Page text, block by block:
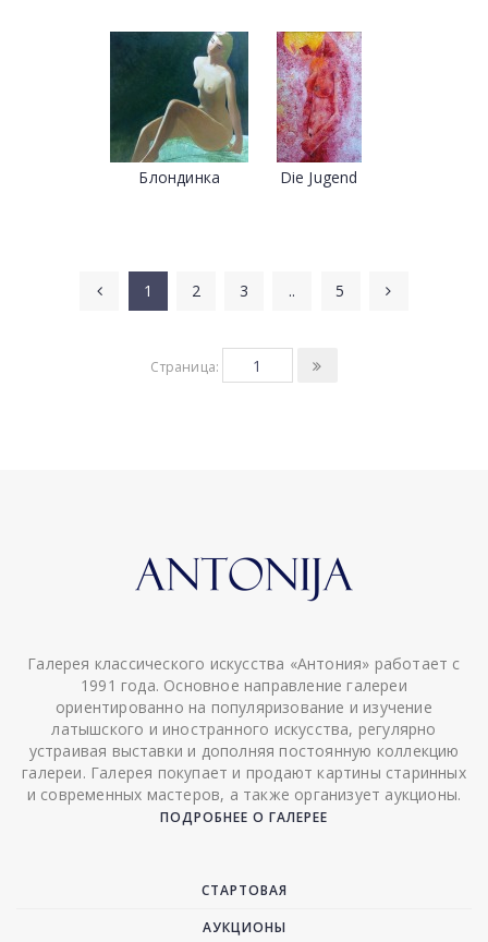
Блондинка Die Jugend
1 2 3 .. 5
Страница:
Галерея классического искусства «Антония» работает с
1991 года. Основное направление галереи
ориентированно на популяризование и изучение
латышского и иностранного искусства, регулярно
устраивая выставки и дополняя постоянную коллекцию
галереи. Галерея покупает и продают картины старинных
и современных мастеров, а также организует аукционы.
ПОДРОБНЕЕ О ГАЛЕРЕЕ
СТАРТОВАЯ
АУКЦИОНЫ